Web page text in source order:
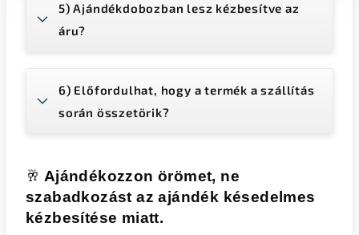
5) Ajándékdobozban lesz kézbesítve az
áru?
6) Előfordulhat, hogy a termék a szállítás
során összetörik?
🥂 Ajándékozzon örömet, ne
szabadkozást az ajándék késedelmes
kézbesítése miatt.